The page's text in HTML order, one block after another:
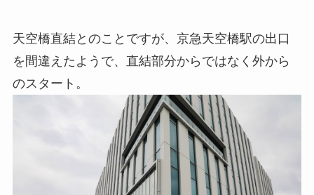
天空橋直結とのことですが、京急天空橋駅の出口
を間違えたようで、直結部分からではなく外から
のスタート。